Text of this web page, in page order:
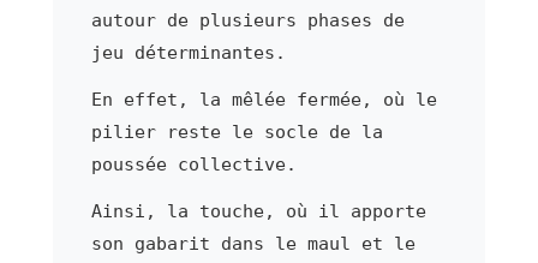
autour de plusieurs phases de
jeu déterminantes.
En effet, la mêlée fermée, où le
pilier reste le socle de la
poussée collective.
Ainsi, la touche, où il apporte
son gabarit dans le maul et le